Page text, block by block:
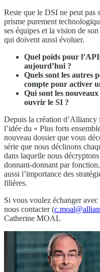
Reste que le DSI ne peut pas
prisme purement
ses équipes et la vision de
qui doivent aussi évoluer.
Quel poids pour
aujourd’hui ?
Quels sont les autres
compte pour activer
Qui sont les
ouvrir le SI ?
Depuis la création d’Alliancy
l’idée du « Plus forts
nouveau dossier que vous
série que nous déclinons
dans laquelle nous
donnant-donnant par
aussi l’importance des
filières.
Si vous voulez échanger avec
nous contacter (
Catherine MOAL